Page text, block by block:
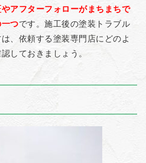
アフターフォローがまちまちで
つです。施工後の塗装トラブル
、依頼する塗装専門店にどのよ
しておきましょう。